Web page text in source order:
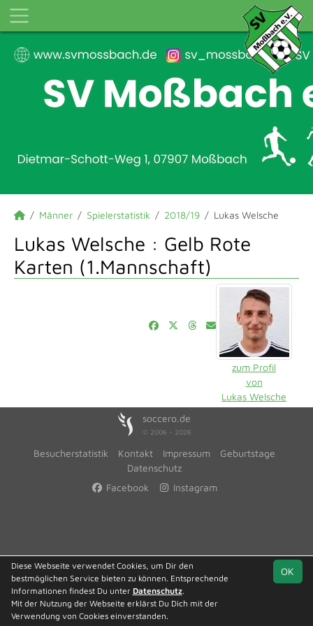
Männer Spielerstatistik 2018/19 Lukas Welsche
Lukas Welsche : Gelb Rote
Karten (1.Mannschaft)
zum Profil
von
Lukas Welsche
soccero.de
© 2006 - 2026
Besucherstatistik Kontakt Impressum
Geburtstage
Datenschutz
Facebook
Instagram
OK
Diese Webseite verwendet Cookies, um Dir den
bestmöglichen Service bieten zu können. Entsprechende
Informationen findest Du unter Datenschutz.
Mit der Nutzung der Webseite erklärst Du Dich mit der
Verwendung von Cookies einverstanden.